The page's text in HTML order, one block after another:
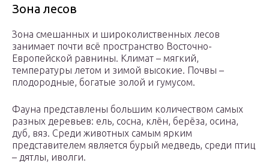
Зона лесов
Зона смешанных и широколиственных лесов
занимает почти всё пространство Восточно-
Европейской равнины. Климат – мягкий,
температуры летом и зимой высокие. Почвы –
плодородные, богатые золой и гумусом.
Фауна представлены большим количеством самых
разных деревьев: ель, сосна, клён, берёза, осина,
дуб, вяз. Среди животных самым ярким
представителем является бурый медведь, среди птиц
– дятлы, иволги.